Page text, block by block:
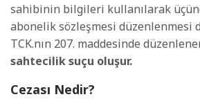
sahibinin bilgileri kullanılarak
abonelik sözleşmesi düzenlenmesi
TCK.nın 207. maddesinde
sahteciliksuçu oluşur.
Cezası Nedir?